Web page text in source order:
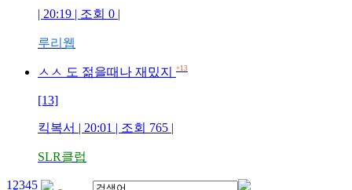
| 20:19 | 조회 0 |
루리웹
ㅅㅅ 도 젊을때나 재밌지 +13
[13]
킥복서 | 20:01 | 조회 765 |
SLR클럽
1 2345